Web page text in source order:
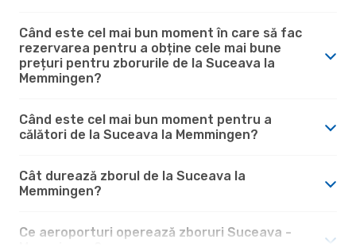
Când este cel mai bun moment în care să fac
rezervarea pentru a obține cele mai bune
prețuri pentru zborurile de la Suceava la
Memmingen?
Când este cel mai bun moment pentru a
călători de la Suceava la Memmingen?
Cât durează zborul de la Suceava la
Memmingen?
Ce aeroporturi operează zboruri Suceava -